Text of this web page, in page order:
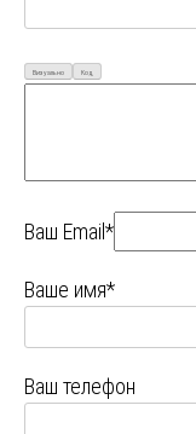
Визуально Код
Ваш Email*
Ваше имя*
Ваш телефон